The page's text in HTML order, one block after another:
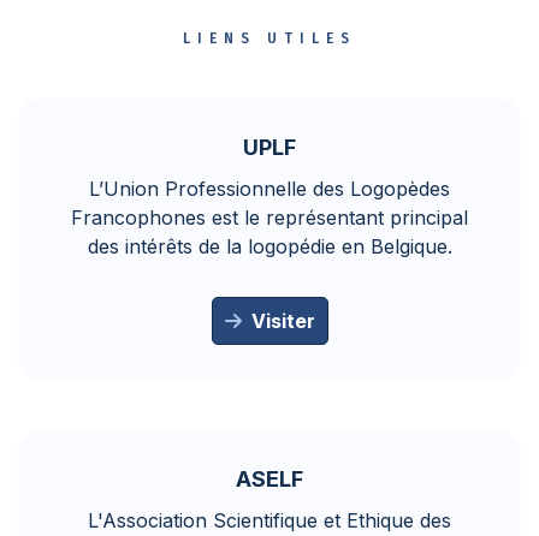
LIENS UTILES
UPLF
L’Union Professionnelle des Logopèdes
Francophones est le représentant principal
des intérêts de la logopédie en Belgique.
Visiter
ASELF
L'Association Scientifique et Ethique des